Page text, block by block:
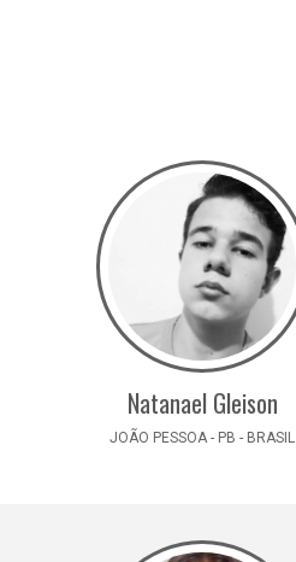
Natanael Gleison
JOÃO PESSOA - PB - BRASIL